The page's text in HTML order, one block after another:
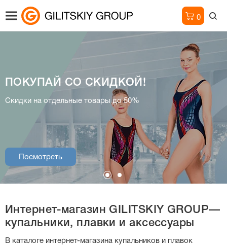
0
ПОКУПАЙ СО СКИДКОЙ!
Скидки на отдельные товары до 50%
Посмотреть
Интернет-магазин
купальники, плавки и аксессуары
Посмотреть
Интернет-магазин GILITSKIY GROUP—
купальники, плавки и аксессуары
В каталоге интернет-магазина купальников и плавок